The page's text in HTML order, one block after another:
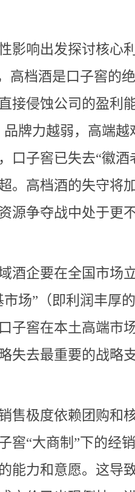
影响出发探讨核心
高档酒是口子窖的
接侵蚀公司的盈利
牌力越弱，高端越
口子窖已失去“徽酒
。高档酒的失守将
源争夺战中处于更
酒企要在全国市场
场”（即利润丰厚
子窖在本土高端市
失去最重要的战略
售极度依赖团购和
窖“大商制”下的经
能力和意愿。这导